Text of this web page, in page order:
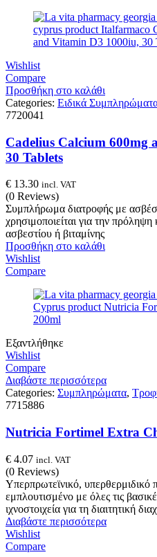
Wishlist
Compare
Προσθήκη στο καλάθι
Categories: Ειδικά
7720041
Cadelius Calcium 600mg
30 Tablets
€ 13.30 incl. VAT
(0 Reviews)
Συμπλήρωμα διατροφής με
χρησιμοποιείται για την
ασβεστίου ή βιταμίνης
Προσθήκη στο καλάθι
Wishlist
Compare
Εξαντλήθηκε
Wishlist
Compare
Διαβάστε περισσότερα
Categories: Συμπληρώματα,
7715886
Nutricia Fortimel Extra
€ 4.07 incl. VAT
(0 Reviews)
Υπερπρωτεϊνικό, υπερθερμιδικό
εμπλουτισμένο με όλες τις
ιχνοστοιχεία για τη διαιτητική
Διαβάστε περισσότερα
Wishlist
Compare